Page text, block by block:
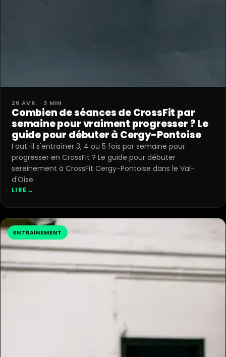
26 AVR. · 3 MIN
Combien de séances de CrossFit par
semaine pour vraiment progresser ? Le
guide pour débuter à Cergy-Pontoise
Faut-il s'entraîner 3, 4 ou 5 fois par semaine pour
progresser en CrossFit ? Le guide pour débuter
sereinement à CrossFit Cergy-Pontoise dans le Val-
d'Oise.
LIRE →
ENTRAÎNEMENT